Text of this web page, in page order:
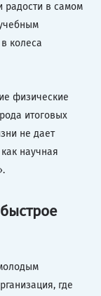
радости в самом
колеса
физические
итоговых
не дает
научная
где